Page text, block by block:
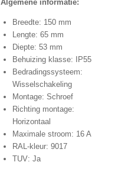
Algemene informatie:
Breedte: 150 mm
Lengte: 65 mm
Diepte: 53 mm
Behuizing klasse: IP55
Bedradingssysteem:
Wisselschakeling
Montage: Schroef
Richting montage:
Horizontaal
Maximale stroom: 16 A
RAL-kleur: 9017
TUV: Ja